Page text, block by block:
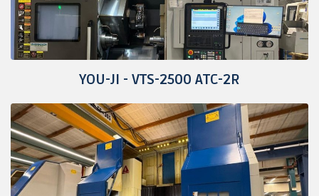
YOU-JI - VTS-2500 ATC-2R